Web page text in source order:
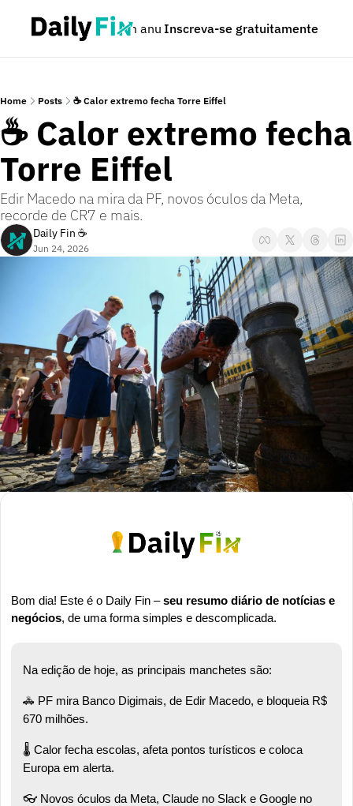
Podcast Seja um anunciante Dúvidas
Inscreva-se gratuitamente
Home Posts ☕ Calor extremo fecha Torre Eiffel
☕ Calor extremo fecha
Torre Eiffel
Edir Macedo na mira da PF, novos óculos da Meta,
recorde de CR7 e mais.
Daily Fin ☕
Jun 24, 2026
Bom dia! Este é o Daily Fin – seu resumo diário de notícias e
negócios, de uma forma simples e descomplicada.
Na edição de hoje, as principais manchetes são:
🚓 PF mira Banco Digimais, de Edir Macedo, e bloqueia R$
670 milhões.
🌡️ Calor fecha escolas, afeta pontos turísticos e coloca
Europa em alerta.
👓 Novos óculos da Meta, Claude no Slack e Google no